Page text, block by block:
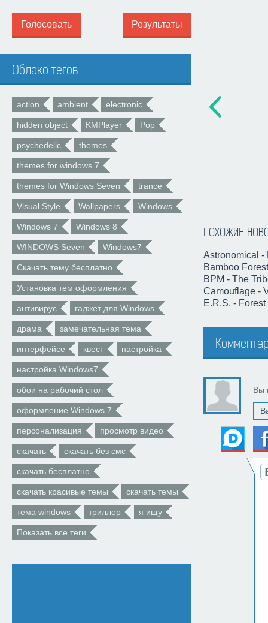
Голосовать Результаты
Облако тегов
action ambient electronic
hidden object KMPlayer Pop
psychedelic themes
themes for windows 7
themes for Windows Seven trance
Visual Style Wallpapers Windows
Windows 7 Windows 8
WINDOWS Seven Windows7
Скачать тему бесплатно
Установка тем оформления
антивирус гаджет для Windows
драма замечательная тема
интерфейсе квест настройка
настройка Windows7
обои на рабочий стол
оформление Windows 7
персонализация просмотр видео
скачать скачать без смс
скачать бесплатно
скачать красивые темы скачать темы
тема windows триллер я ищу
Показать все теги
ПОХОЖИЕ
Astronomical -
Bamboo
BPM - The
Camouflage -
E.R.S. -
Вы